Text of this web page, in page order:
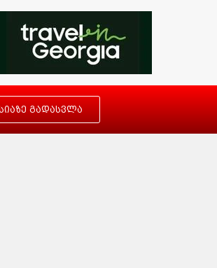
გადასვლა